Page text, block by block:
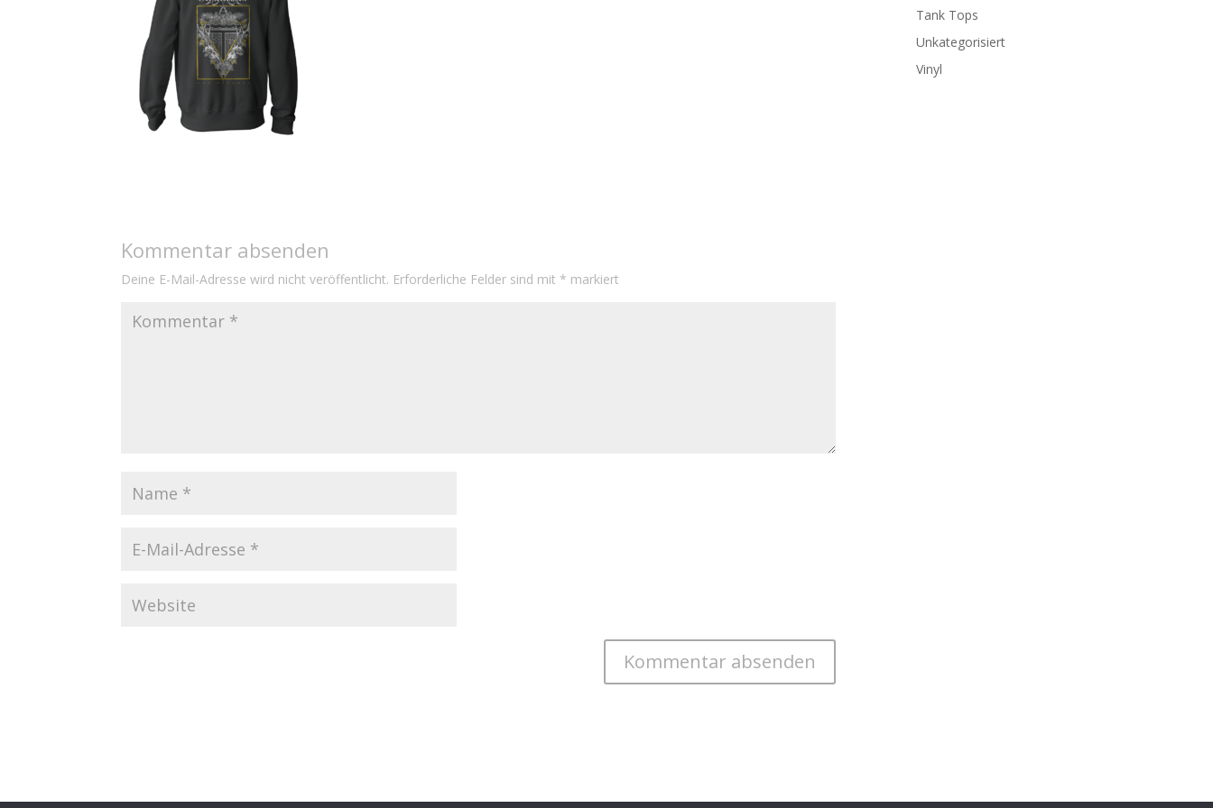
Kommentar absenden
Deine E-Mail-Adresse wird nicht veröffentlicht. Erforderliche Felder sind mit * markiert
Tank Tops
Unkategorisiert
Vinyl